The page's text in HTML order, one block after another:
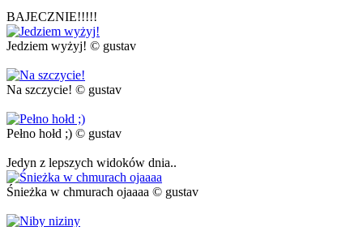
BAJECZNIE!!!!!
Jedziem wyżyj! © gustav
Na szczycie! © gustav
Pełno hołd ;) © gustav
Jedyn z lepszych widoków dnia..
Śnieżka w chmurach ojaaaa © gustav